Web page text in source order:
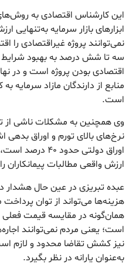
این کارشناس اقتصادی به
ابزارهای بازار سرمایه به‌تنهایی
نمی‌توانند پروژه غیراقتصادی را
سه تا شش درصد به بهبود
اقتصادی بودن پروژه است و در
منابع از دارندگان مازاد سرمایه
است.
وی همچنین به مشکلات ناشی از
نرخ‌های بالای تورم و اوراق بدهی
اوراق دولتی
ارزش واقعی مطالبات
عبده تبریزی در عین حال هشدار
هزینه‌ها می‌تواند از توان
همان‌گونه در مقایسه قیمت
است؛ یعنی مردم نمی‌توانند
نیز کشش تقاضا محدود و لازم
به‌عنوان یارانه در نظر بگیرد.